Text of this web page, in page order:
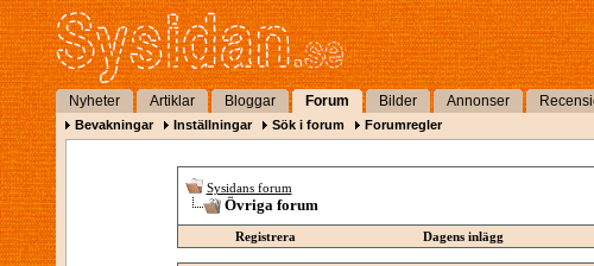
Nyheter Artiklar Bloggar Forum Bilder Annonser
Bevakningar Inställningar Sök i forum Forumregler
Sysidans forum
Övriga forum
Registrera
Dagens inlägg